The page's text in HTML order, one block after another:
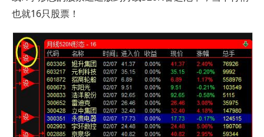
也就16只股票！